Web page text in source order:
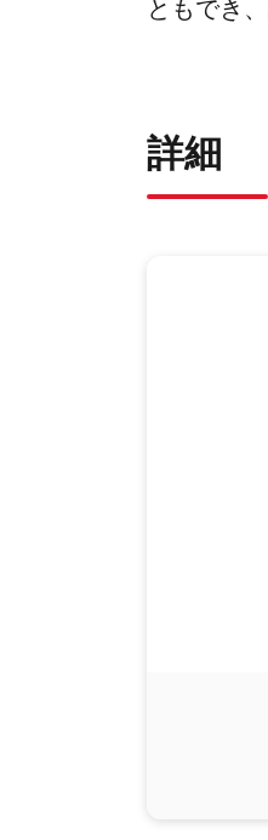
ともでき
詳細